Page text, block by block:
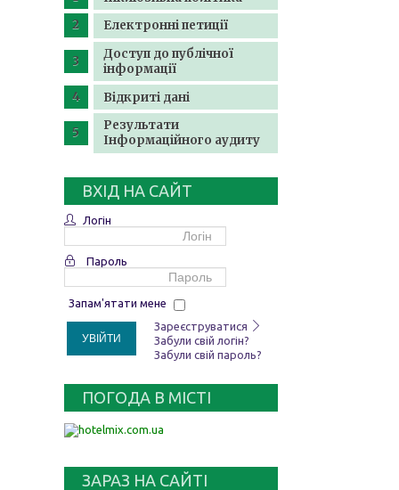
Електронні петиції
Доступ до публічної
інформації
Відкриті дані
Результати
Інформаційного аудиту
ВХІД НА САЙТ
Логін
Пароль
Запам'ятати мене
УВІЙТИ
Зареєструватися
Забули свій логін?
Забули свій пароль?
ПОГОДА В МІСТІ
ЗАРАЗ НА САЙТІ